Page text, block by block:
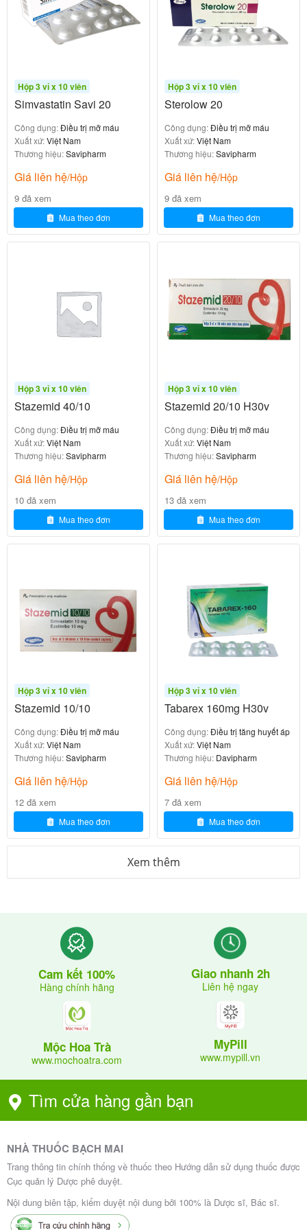
Thuốc không chứa gluten, phù hợp với một số đối
tượng nhạy cảm.
Candesartan 8
Theo hướng dẫn từ Nhà thuốc Bạch Mai và các tài
liệu y khoa:
Ở người lớn (bao gồm người cao tuổi).
Ở trẻ em và thanh thiếu niên từ 1 đến 17 tuổi
(có thể dùng đơn độc hoặc phối hợp với
thuốc hạ áp khác như hydrochlorothiazide,
(heart failure):
Suy tim độ II-III theo phân loại NYHA.
Suy giảm chức năng tâm thu thất trái (phân
suất tống máu ≤40%).
Dùng phối hợp với thuốc ức chế ACE (nếu
ACEI.
Giảm nguy cơ nhập viện do suy tim, giảm tử
Thuốc giúp giãn mạch máu, giảm sức cản ngoại biên,
giảm tải cho tim, từ đó kiểm soát huyết áp ổn định 24
giờ và cải thiện chất lượng cuộc sống cho bệnh nhân
tim mạch.
Cơ chế tác dụng của Candesartan trong
Candesartan cilexetil là tiền chất, được thủy phân
thành candesartan hoạt động trong ruột và gan.
Candesartan gắn chọn lọc và mạnh mẽ vào thụ thể
AT1 của angiotensin II, ức chế tác dụng co mạch, giữ
Giãn mạch máu → giảm huyết áp động mạch.
Giảm tải trước và sau tim → cải thiện chức năng
tim ở suy tim.
Bảo vệ thận: giảm protein niệu, làm chậm tiến triển
bệnh thận mạn.
Không ảnh hưởng đến bradykinin (không gây ho
khan như ACEI).
Tác dụng hạ áp phụ thuộc liều, đạt tối đa sau 4–6
tuần, kéo dài 24 giờ (uống 1 lần/ngày).
Liều dùng phải do bác sĩ tim mạch chỉ định, điều
chỉnh dựa trên huyết áp, chức năng tim và dung nạp.
Người lớn – Tăng huyết áp
Liều khởi đầu: 8mg x 1 lần/ngày (hoặc 4mg nếu
cần thận trọng).
Liều duy trì: 8–32mg/ngày (có thể chia 1–2 lần).
Tăng liều mỗi 4 tuần nếu cần, tối đa 32mg/ngày.
Người lớn – Suy tim:
Tăng dần mỗi 2 tuần (gấp đôi liều) đến liều mục
tiêu 32mg x 1 lần/ngày (nếu dung nạp).
Trẻ em:
Hộp 3 vỉ x 10 viên
Simvastatin Savi 20
Công dụng:Điều trị mỡ máu
Xuất xứ:Việt Nam
Thương hiệu:Savipharm
Giá liên hệ/Hộp
9 đã xem
Mua theo đơn
Hộp 3 vỉ x 10 viên
Sterolow 20
Công dụng:Điều trị mỡ máu
Xuất xứ:Việt Nam
Thương hiệu:Savipharm
Giá liên hệ/Hộp
9 đã xem
Mua theo đơn
Hộp 3 vỉ x 10 viên
Stazemid 40/10
Công dụng:Điều trị mỡ máu
Xuất xứ:Việt Nam
Thương hiệu:Savipharm
Giá liên hệ/Hộp
10 đã xem
Mua theo đơn
Hộp 3 vỉ x 10 viên
Stazemid 20/10 H30v
Công dụng:Điều trị mỡ máu
Xuất xứ:Việt Nam
Thương hiệu:Savipharm
Giá liên hệ/Hộp
13 đã xem
Mua theo đơn
Hộp 3 vỉ x 10 viên
Stazemid 10/10
Công dụng:Điều trị mỡ máu
Xuất xứ:Việt Nam
Thương hiệu:Savipharm
Giá liên hệ/Hộp
12 đã xem
Mua theo đơn
Hộp 3 vỉ x 10 viên
Tabarex 160mg H30v
Công dụng:Điều trị tăng huyết áp
Xuất xứ:Việt Nam
Thương hiệu: Davipharm
Giá liên hệ/Hộp
7 đã xem
Mua theo đơn
Xem thêm
Cam kết 100%
Hàng chính hãng
Giao nhanh 2h
Liên hệ ngay
Mộc Hoa Trà
www.mochoatra.com
MyPill
www.mypill.vn
Tìm cửa hàng gần bạn
NHÀ THUỐC BẠCH MAI
Trang thông tin chính thống về thuốc theo Hướng dẫn sử dụng thuốc được
Cục quản lý Dược phê duyệt.
Nội dung biên tập, kiểm duyệt nội dung bởi 100% là Dược sĩ, Bác sĩ.